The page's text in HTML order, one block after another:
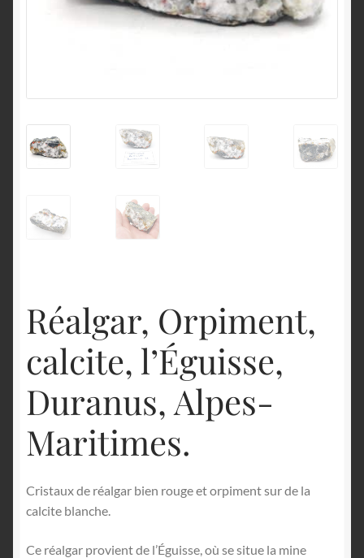
Réalgar, Orpiment,
calcite, l’Éguisse,
Duranus, Alpes-
Maritimes.
Cristaux de réalgar bien rouge et orpiment sur de la
calcite blanche.
Ce réalgar provient de l’Éguisse, où se situe la mine